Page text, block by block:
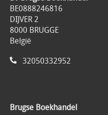
BE0888246816
DIJVER 2
8000 BRUGGE
België
32050332952
Brugse Boekhandel